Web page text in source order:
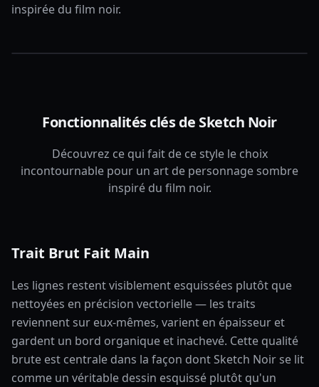
inspirée du film noir.
Fonctionnalités clés de Sketch Noir
Découvrez ce qui fait de ce style le choix
incontournable pour un art de personnage sombre
inspiré du film noir.
Trait Brut Fait Main
Les lignes restent visiblement esquissées plutôt que
nettoyées en précision vectorielle — les traits
reviennent sur eux-mêmes, varient en épaisseur et
gardent un bord organique et inachevé. Cette qualité
brute est centrale dans la façon dont Sketch Noir se lit
comme un véritable dessin esquissé plutôt qu'un